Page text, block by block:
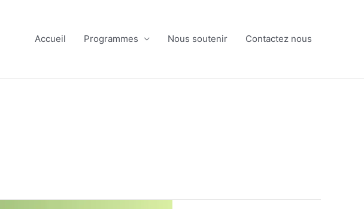
Accueil Programmes Nous soutenir Contactez nous